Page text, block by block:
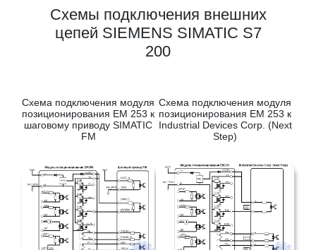
Схемы подключения внешних
цепей SIEMENS SIMATIC S7
200
Схема подключения модуля
позиционирования EM 253 к
шаговому приводу SIMATIC
FM
Схема подключения модуля
позиционирования EM 253 к
Industrial Devices Corp. (Next
Step)